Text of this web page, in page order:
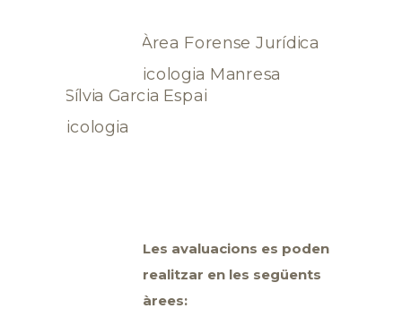
Les avaluacions es poden
realitzar en les següents
àrees: